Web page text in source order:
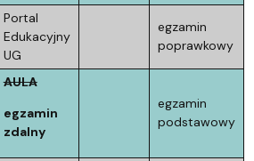
Portal
Edukacyjny
UG
egzamin
poprawkowy
AULA
egzamin
zdalny
egzamin
podstawowy